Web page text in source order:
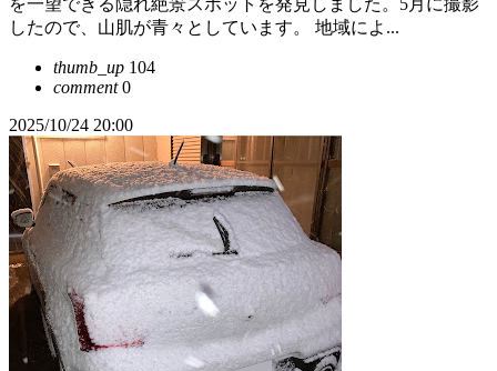
したので、山肌が青々としています。 地域によ...
thumb_up 104
comment0
2025/10/24 20:00